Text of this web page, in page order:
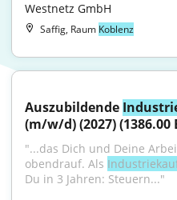
Westnetz GmbH
Saffig, Raum Koblenz
Auszubildende
(m/w/d) (2027) (1386.00
"...das Dich und Deine
obendrauf. Als
Du in 3 Jahren: Steuern..."